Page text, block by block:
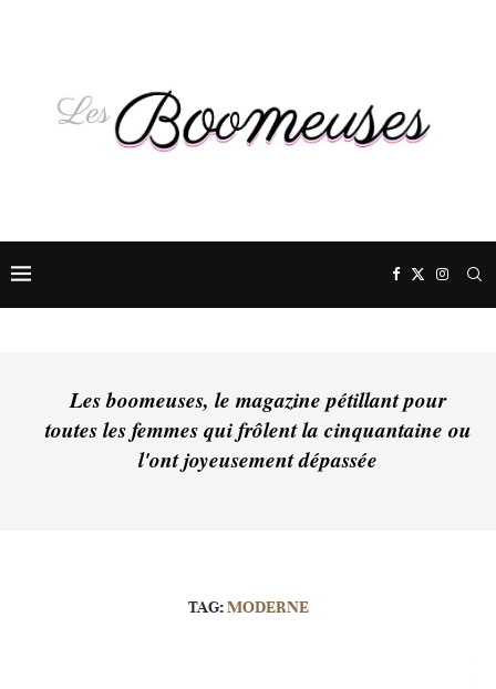
Les boomeuses, le magazine pétillant pour
toutes les femmes qui frôlent la cinquantaine ou
l'ont joyeusement dépassée
TAG:MODERNE